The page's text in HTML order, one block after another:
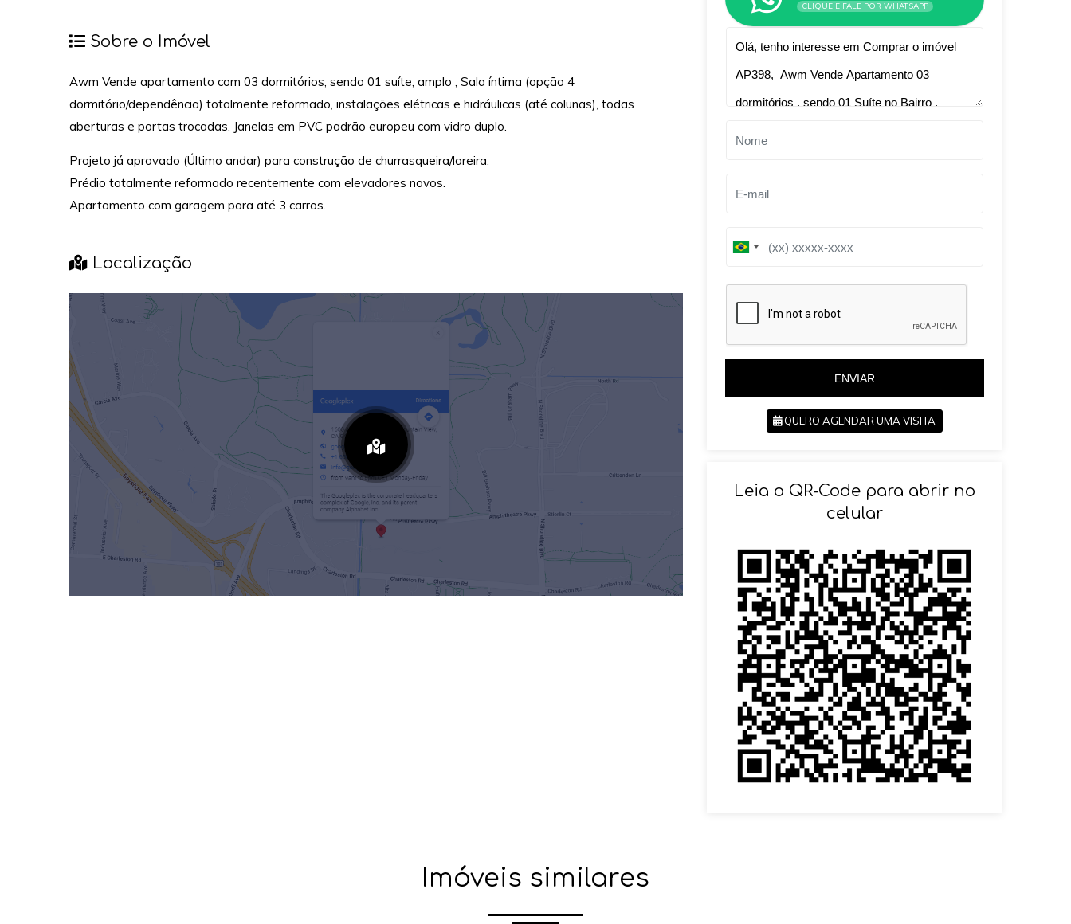
Sobre o Imóvel
Awm Vende apartamento com 03 dormitórios, sendo 01 suíte, amplo , Sala íntima (opção 4
dormitório/dependência) totalmente reformado, instalações elétricas e hidráulicas (até colunas), todas
aberturas e portas trocadas. Janelas em PVC padrão europeu com vidro duplo.
Projeto já aprovado (Último andar) para construção de churrasqueira/lareira.
Prédio totalmente reformado recentemente com elevadores novos.
Apartamento com garagem para até 3 carros.
Localização
CLIQUE E FALE POR WHATSAPP
B
i
l
ENVIAR
QUERO AGENDAR UMA VISITA
z
VOLTAR
Leia o QR-Code para abrir no
celular
Imóveis similares